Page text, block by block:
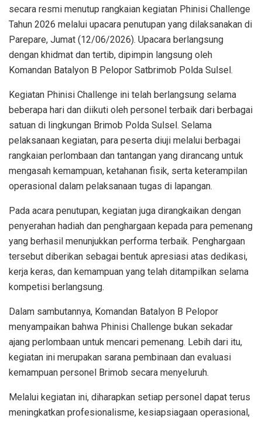
secara resmi menutup rangkaian kegiatan Phinisi Challenge
Tahun 2026 melalui upacara penutupan yang dilaksanakan di
Parepare, Jumat (12/06/2026). Upacara berlangsung
dengan khidmat dan tertib, dipimpin langsung oleh
Komandan Batalyon B Pelopor Satbrimob Polda Sulsel.
Kegiatan Phinisi Challenge ini telah berlangsung selama
beberapa hari dan diikuti oleh personel terbaik dari berbagai
satuan di lingkungan Brimob Polda Sulsel. Selama
pelaksanaan kegiatan, para peserta diuji melalui berbagai
rangkaian perlombaan dan tantangan yang dirancang untuk
mengasah kemampuan, ketahanan fisik, serta keterampilan
operasional dalam pelaksanaan tugas di lapangan.
Pada acara penutupan, kegiatan juga dirangkaikan dengan
penyerahan hadiah dan penghargaan kepada para pemenang
yang berhasil menunjukkan performa terbaik. Penghargaan
tersebut diberikan sebagai bentuk apresiasi atas dedikasi,
kerja keras, dan kemampuan yang telah ditampilkan selama
kompetisi berlangsung.
Dalam sambutannya, Komandan Batalyon B Pelopor
menyampaikan bahwa Phinisi Challenge bukan sekadar
ajang perlombaan untuk mencari pemenang. Lebih dari itu,
kegiatan ini merupakan sarana pembinaan dan evaluasi
kemampuan personel Brimob secara menyeluruh.
Melalui kegiatan ini, diharapkan setiap personel dapat terus
meningkatkan profesionalisme, kesiapsiagaan operasional,